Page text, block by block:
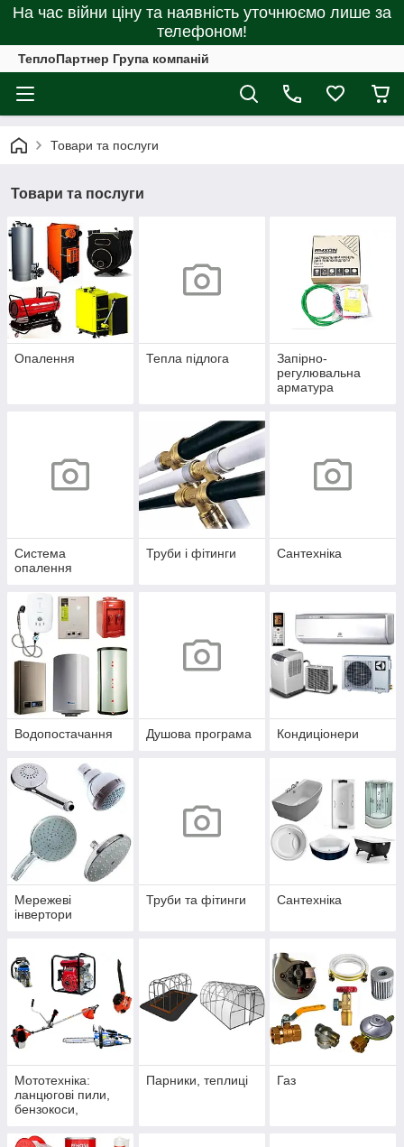
На час війни ціну та наявність уточнюємо лише за
телефоном!
ТеплоПартнер Група компаній
Товари та послуги
Товари та послуги
Опалення Тепла підлога
Запірно-
регулювальна
арматура
Система
опалення
Труби і фітинги Сантехніка
Водопостачання Душова програма Кондиціонери
Мережеві
інвертори
Труби та фітинги Сантехніка
Мототехніка:
ланцюгові пили,
бензокоси,
повітродувки
Парники, теплиці Газ